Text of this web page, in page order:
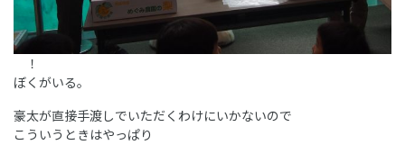
！
ぼくがいる。
豪太が直接手渡しでいただくわけにいかないので
こういうときはやっぱり